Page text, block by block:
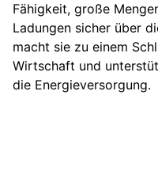
Fähigkeit, große
Ladungen sicher über
macht sie zu einem
Wirtschaft und
die Energieversorgung.